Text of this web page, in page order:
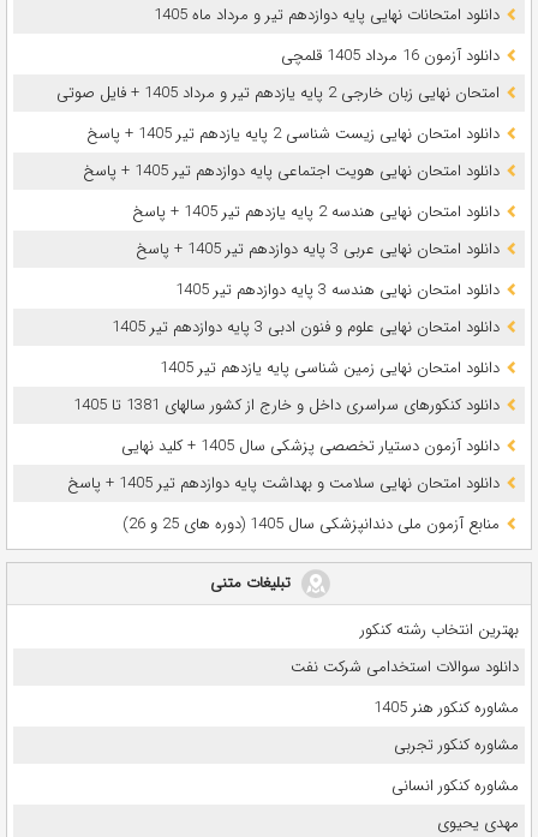
دانلود امتحانات نهایی پایه دوازدهم تیر و مرداد ماه 1405
دانلود آزمون 16 مرداد 1405 قلمچی
امتحان نهایی زبان خارجی 2 پایه یازدهم تیر و مرداد 1405 + فایل صوتی
دانلود امتحان نهایی زیست شناسی 2 پایه یازدهم تیر 1405 + پاسخ
دانلود امتحان نهایی هویت اجتماعی پایه دوازدهم تیر 1405 + پاسخ
دانلود امتحان نهایی هندسه 2 پایه یازدهم تیر 1405 + پاسخ
دانلود امتحان نهایی عربی 3 پایه دوازدهم تیر 1405 + پاسخ
دانلود امتحان نهایی هندسه 3 پایه دوازدهم تیر 1405
دانلود امتحان نهایی علوم و فنون ادبی 3 پایه دوازدهم تیر 1405
دانلود امتحان نهایی زمین شناسی پایه یازدهم تیر 1405
دانلود کنکورهای سراسری داخل و خارج از کشور سالهای 1381 تا 1405
دانلود آزمون دستیار تخصصی پزشکی سال 1405 + کلید نهایی
دانلود امتحان نهایی سلامت و بهداشت پایه دوازدهم تیر 1405 + پاسخ
ﻣﻨﺎﺑﻊ آزﻣﻮن ﻣﻠﯽ دندانپزشکی سال 1405 (دوره های 25 و 26)
تبلیغات متنی
بهترین انتخاب رشته کنکور
دانلود سوالات استخدامی شرکت نفت
مشاوره کنکور هنر 1405
مشاوره کنکور تجربی
مشاوره کنکور انسانی
مهدی یحیوی